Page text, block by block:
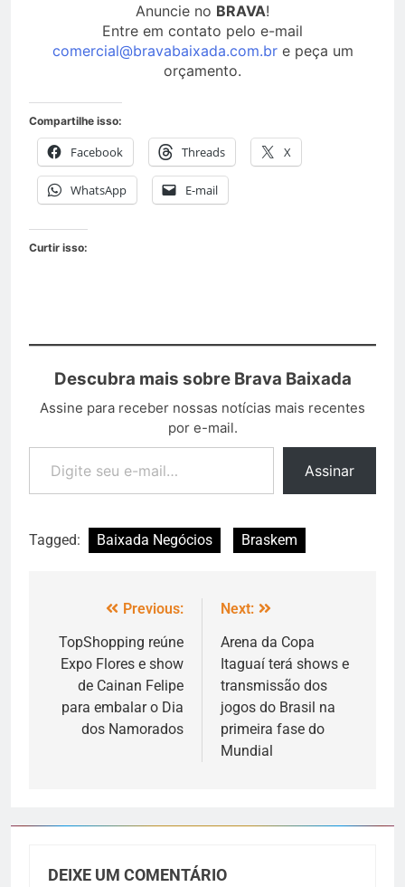
Anuncie no BRAVA!
Entre em contato pelo e-mail
comercial@bravabaixada.com.bre peça um
orçamento.
Compartilhe isso:
Facebook Threads X
WhatsApp E-mail
Curtir isso:
Descubra mais sobre Brava Baixada
Assine para receber nossas notícias mais recentes
por e-mail.
Assinar
Tagged: Baixada Negócios Braskem
Previous:
TopShopping reúne
Expo Flores e show
de Cainan Felipe
para embalar o Dia
dos Namorados
Next:
Arena da Copa
Itaguaí terá shows e
transmissão dos
jogos do Brasil na
primeira fase do
Mundial
DEIXE UM COMENTÁRIO